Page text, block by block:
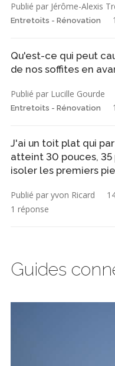
Publié par Jérôme-Alexis
Entretoits - Rénovation
Qu'est-ce qui peut
de nos soffites en
Publié par Lucille Gourde
Entretoits - Rénovation
J'ai un toit plat qui
atteint 30 pouces,
isoler les premiers
Publié par yvon Ricard
1 réponse
Guides